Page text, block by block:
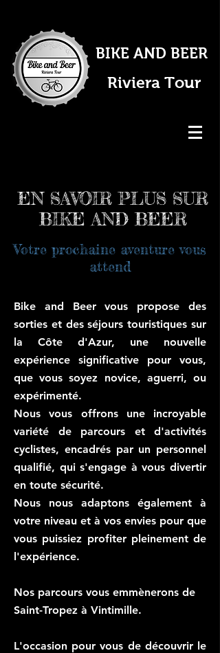
BIKE AND BEER
Riviera Tour
EN SAVOIR PLUS SUR
BIKE AND BEER
Votre prochaine aventure vous
attend
Bike and Beer vous propose des
sorties et des séjours touristiques sur
la Côte d'Azur, une nouvelle
expérience significative pour vous,
que vous soyez novice, aguerri, ou
expérimenté.
Nous vous offrons une incroyable
variété de parcours et d'activités
cyclistes, encadrés par un personnel
qualifié, qui s'engage à vous divertir
en toute sécurité.
Nous nous adaptons également à
votre niveau et à vos envies pour que
vous puissiez profiter pleinement de
l'expérience.
Nos parcours vous emmènerons de
Saint-Tropez à Vintimille.
L'occasion pour vous de découvrir le